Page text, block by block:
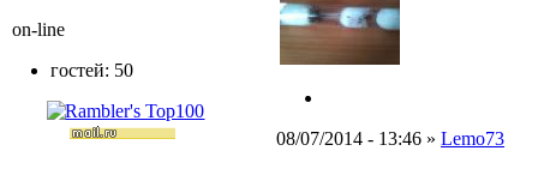
08/07/2014 - 13:46 » Lemo73
on-line
гостей: 50